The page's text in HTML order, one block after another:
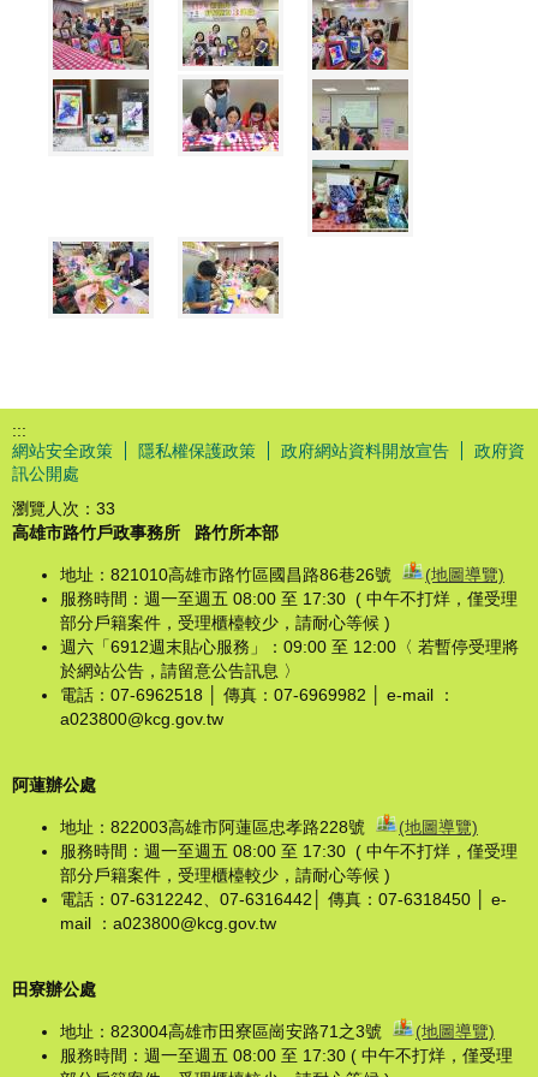
:::
網站安全政策
隱私權保護政策 政府網站資料開放宣告
政府資
訊公開處
瀏覽人次： 33
高雄市路竹戶政事務所
路竹所本部
地址：821010高雄市路竹區國昌路86巷26號
(地圖導覽)
服務時間：週一至週五 08:00 至 17:30 ( 中午不打烊，僅受理
部分戶籍案件，受理櫃檯較少，請耐心等候 )
週六「6912週末貼心服務」：09:00 至 12:00〈 若暫停受理將
於網站公告，請留意公告訊息 〉
電話：07-6962518 │ 傳真：07-6969982 │ e-mail ：
a023800@kcg.gov.tw
阿蓮辦公處
地址：822003高雄市阿蓮區忠孝路228號
(地圖導覽)
服務時間：週一至週五 08:00 至 17:30 ( 中午不打烊，僅受理
部分戶籍案件，受理櫃檯較少，請耐心等候 )
電話：07-6312242、07-6316442│ 傳真：07-6318450 │ e-
mail ：a023800@kcg.gov.tw
田寮辦公處
地址：823004高雄市田寮區崗安路71之3號
(地圖導覽)
服務時間：週一至週五 08:00 至 17:30 ( 中午不打烊，僅受理